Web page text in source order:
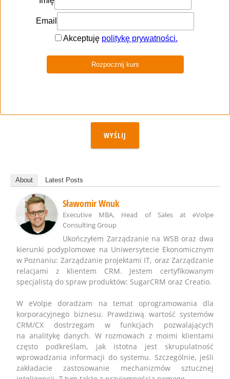
* Wyrażam zgodę na przetwarzanie danych osobowych.
całą treść zgody
* Wyrażam zgodę na przetwarzanie danych osobowych do celów
WYŚLIJ
About Latest Posts
Sławomir Wnuk
Executive MBA, Head of SalesateVolpe
Consulting Group
Ukończyłem Zarządzanie na WSB oraz dwa
kierunki podyplomowe na Uniwersytecie Ekonomicznym
w Poznaniu: Zarządzanie projektami IT, oraz Zarządzanie
relacjami z klientem CRM. Jestem certyfikowanym
specjalistą do spraw produktów: SugarCRM oraz Creatio.
W eVolpe doradzam na temat oprogramowania dla
korporacyjnego biznesu. Prawdziwą wartość systemów
CRM/CX dostrzegam w funkcjach pozwalających
na analitykę danych. W rozmowach z moimi klientami
często podkreślam, jak istotna jest skrupulatność
wprowadzania informacji do systemu. Szczególnie, jeśli
zakładacie zastosowanie mechanizmów sztucznej